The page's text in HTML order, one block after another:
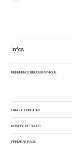
Infos
RÉFÉRENCE BIBLIOGRAPHIQUE
LANGUE PRINCIPALE
NOMBRE DE PAGES
PREMIÈRE PAGE